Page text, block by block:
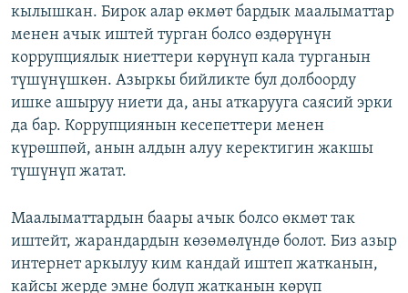
кылышкан. Бирок алар өкмөт бардык маалыматтар
менен ачык иштей турган болсо өздөрүнүн
коррупциялык ниеттери көрүнүп кала турганын
түшүнүшкөн. Азыркы бийликте бул долбоорду
ишке ашыруу ниети да, аны аткарууга саясий эрки
да бар. Коррупциянын кесепеттери менен
күрөшпөй, анын алдын алуу керектигин жакшы
түшүнүп жатат.
Маалыматтардын баары ачык болсо өкмөт так
иштейт, жарандардын көзөмөлүндө болот. Биз азыр
интернет аркылуу ким кандай иштеп жатканын,
кайсы жерде эмне болуп жатканын көрүп